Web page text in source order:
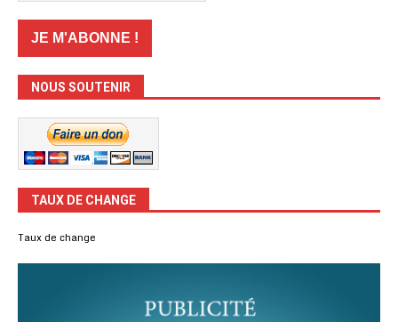
NOUS SOUTENIR
TAUX DE CHANGE
Taux de change